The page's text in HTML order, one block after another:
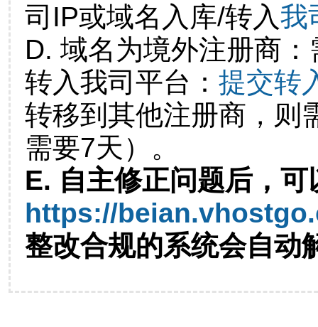
司IP或域名入库/转入我
D. 域名为境外注册商
转入我司平台： 提交转
转移到其他注册商，则
需要7天）。
E. 自主修正问题后，可
https://
整改合规的系统会自动